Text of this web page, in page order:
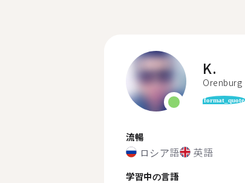
K.
Orenburg
format_quote
流暢
ロシア語 英語
学習中の言語